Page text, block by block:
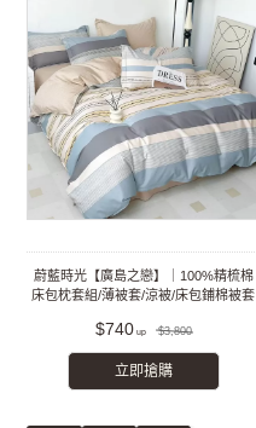
蔚藍時光【廣島之戀】｜100%精梳棉
床包枕套組/薄被套/涼被/床包鋪棉被套
$740 $3,800
立即搶購